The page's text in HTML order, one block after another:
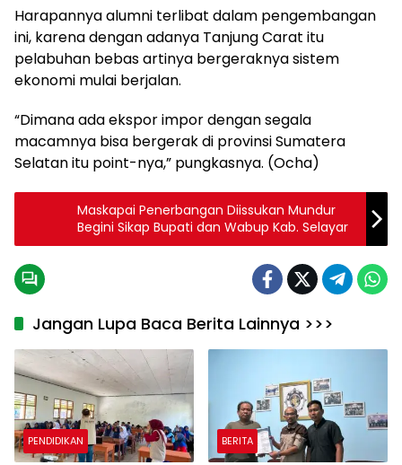
Harapannya alumni terlibat dalam pengembangan
ini, karena dengan adanya Tanjung Carat itu
pelabuhan bebas artinya bergeraknya sistem
ekonomi mulai berjalan.
“Dimana ada ekspor impor dengan segala
macamnya bisa bergerak di provinsi Sumatera
Selatan itu point-nya,” pungkasnya. (Ocha)
Maskapai Penerbangan Diissukan Mundur
Begini Sikap Bupati dan Wabup Kab. Selayar
Jangan Lupa Baca Berita Lainnya >>>
PENDIDIKAN BERITA